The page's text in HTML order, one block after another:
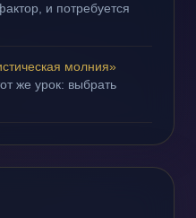
и потребуется
молния»
же урок: выбрать